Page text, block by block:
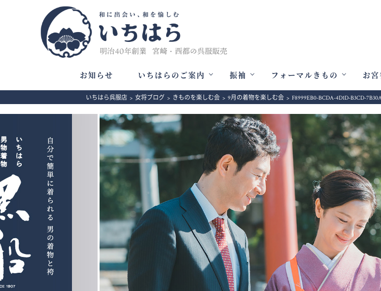
お知らせ いちはらのご案内 振袖 フォーマルきもの お
いちはら呉服店 > 女将ブログ > きものを楽しむ会 > 9月の着物を楽しむ会 > F8999EB0-BCDA-4D1D-B3CD-